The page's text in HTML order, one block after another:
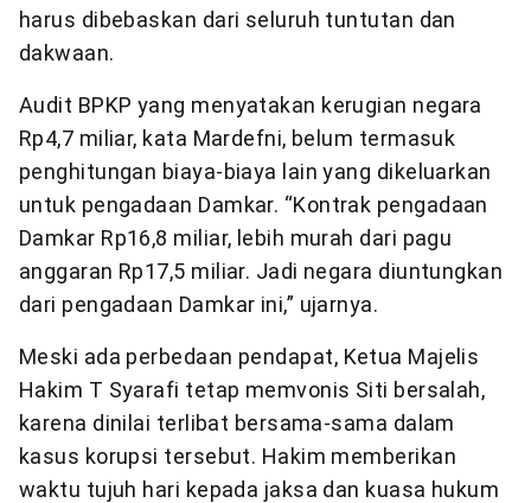
harus dibebaskan dari seluruh tuntutan dan
dakwaan.
Audit BPKP yang menyatakan kerugian negara
Rp4,7 miliar, kata Mardefni, belum termasuk
penghitungan biaya-biaya lain yang dikeluarkan
untuk pengadaan Damkar. “Kontrak pengadaan
Damkar Rp16,8 miliar, lebih murah dari pagu
anggaran Rp17,5 miliar. Jadi negara diuntungkan
dari pengadaan Damkar ini,” ujarnya.
Meski ada perbedaan pendapat, Ketua Majelis
Hakim T Syarafi tetap memvonis Siti bersalah,
karena dinilai terlibat bersama-sama dalam
kasus korupsi tersebut. Hakim memberikan
waktu tujuh hari kepada jaksa dan kuasa hukum